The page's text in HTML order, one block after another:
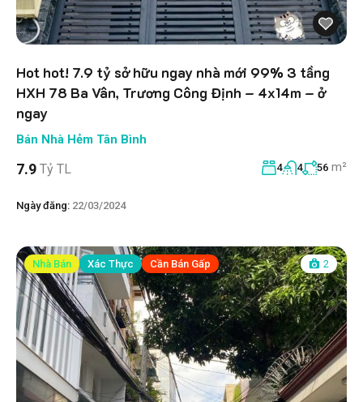
Hot hot! 7.9 tỷ sở hữu ngay nhà mới 99% 3 tầng
HXH 78 Ba Vân, Trương Công Định – 4x14m – ở
ngay
Bán Nhà Hẻm Tân Bình
7.9 Tỷ TL 4 4 56 m²
Ngày đăng: 22/03/2024
Nhà Bán Xác Thực Cần Bán Gấp 2